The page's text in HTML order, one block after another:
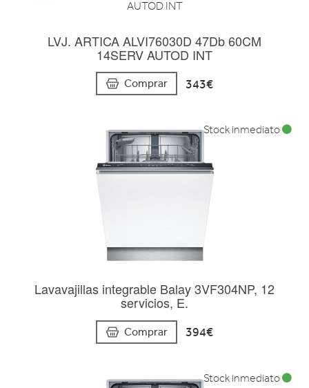
LVJ. ARTICA ALVI76030D 47Db 60CM
14SERV AUTOD INT
Comprar 343€
Lavavajillas integrable Balay 3VF304NP, 12
servicios, E.
Comprar 394€
Stock inmediato
Stock inmediato